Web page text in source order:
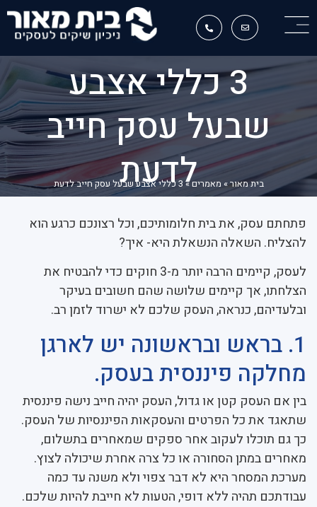
3 כללי אצבע
שבעל עסק חייב
לדעת
בית מאור» מאמרים» 3 כללי אצבע שבעל עסק חייב לדעת
פתחתם עסק, את בית חלומותיכם, וכל רצונכם כרגע הוא
להצליח. השאלה הנשאלת היא- איך?
לעסק, קיימים הרבה יותר מ-3 חוקים כדי להבטיח את
הצלחתו, אך קיימים שלושה שהם חשובים בעיקר
ובלעדיהם, כנראה, העסק שלכם לא ישרוד לזמן רב.
1. בראש ובראשונה יש לארגן
מחלקה פיננסית בעסק.
בין אם העסק קטן או גדול, העסק יהיה חייב נישה פיננסית
שתאגד את כל הפרטים והעסקאות הפיננסיות של העסק.
כך גם תוכלו לעקוב אחר ספקים שמאחרים בתשלום,
מאחרים במתן הסחורה או כל צרה אחרת שיכולה לצוץ.
מערכת המסחר היא לא דבר צפוי ולא משנה עד כמה
עבודתכם תהיה ללא דופי, הטעות לא חייבת להיות שלכם.